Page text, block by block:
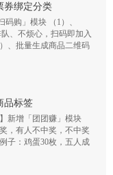
券绑定分类
购」模块 （1）、
、不烦心，扫码即加入
、批量生成商品二维码
品标签
新增「团团赚」模块
，有人不中奖，不中奖
子：鸡蛋30枚，五人成